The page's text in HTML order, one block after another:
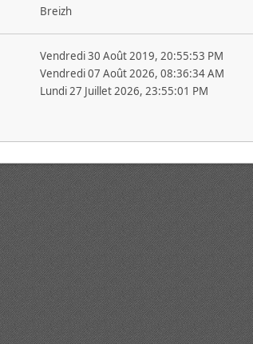
Breizh
Vendredi 30 Août 2019, 20:55:53 PM
Vendredi 07 Août 2026, 08:36:34 AM
Lundi 27 Juillet 2026, 23:55:01 PM